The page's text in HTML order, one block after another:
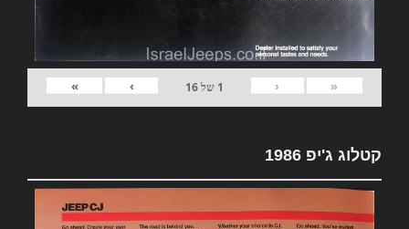
«
‹
1 של16
›
»
קטלוג ג'יפ 1986